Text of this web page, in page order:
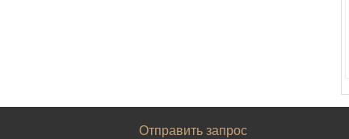
Отправить запрос